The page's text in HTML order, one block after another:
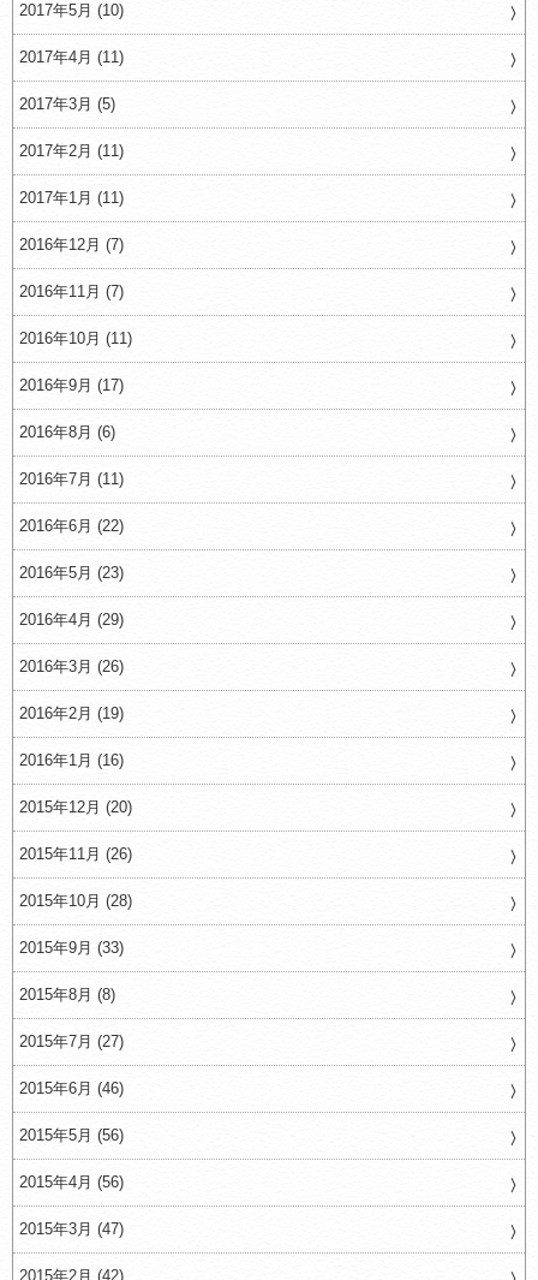
2017年5月 (10)
2017年4月 (11)
2017年3月 (5)
2017年2月 (11)
2017年1月 (11)
2016年12月 (7)
2016年11月 (7)
2016年10月 (11)
2016年9月 (17)
2016年8月 (6)
2016年7月 (11)
2016年6月 (22)
2016年5月 (23)
2016年4月 (29)
2016年3月 (26)
2016年2月 (19)
2016年1月 (16)
2015年12月 (20)
2015年11月 (26)
2015年10月 (28)
2015年9月 (33)
2015年8月 (8)
2015年7月 (27)
2015年6月 (46)
2015年5月 (56)
2015年4月 (56)
2015年3月 (47)
2015年2月 (42)